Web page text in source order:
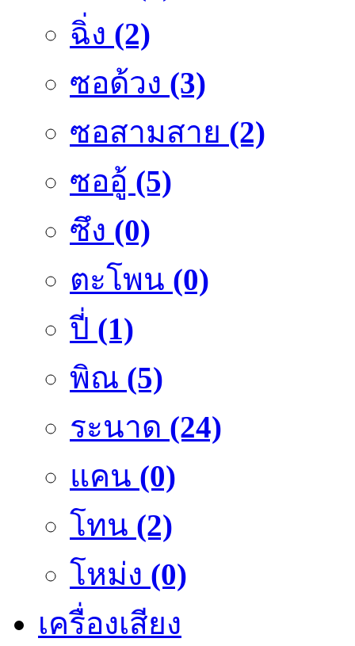
ฉิ่ง (2)
ซอด้วง (3)
ซอสามสาย (2)
ซออู้ (5)
ซึง (0)
ตะโพน (0)
ปี่ (1)
พิณ (5)
ระนาด (24)
แคน (0)
โทน (2)
โหม่ง (0)
เครื่องเสียง